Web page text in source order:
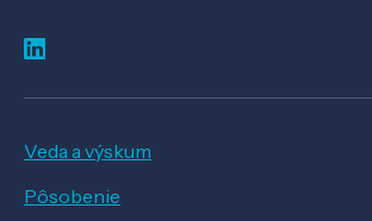
Veda a výskum
Pôsobenie